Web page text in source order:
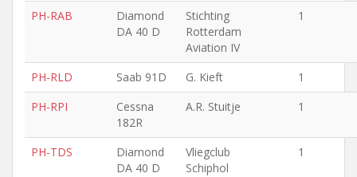
PH-RAB
Diamond
DA 40 D
Stichting
Rotterdam
Aviation IV
1
PH-RLD Saab 91D G. Kieft
1
PH-RPI
Cessna
182R
A.R. Stuitje 1
PH-TDS
Diamond
DA 40 D
Vliegclub
Schiphol
1